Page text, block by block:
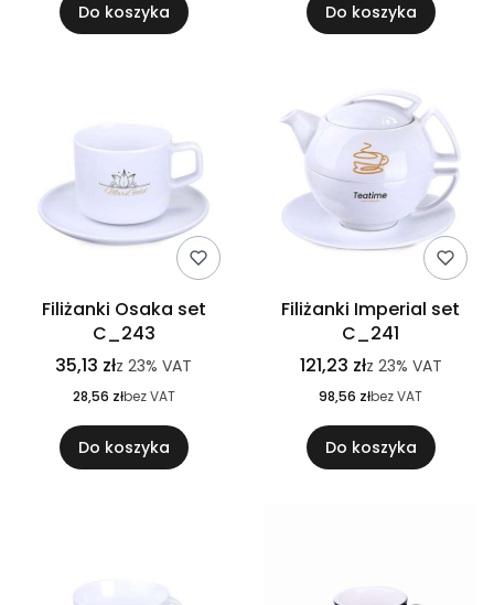
Do koszyka Do koszyka
Filiżanki Osaka set
C_243
35,13 złz 23% VAT
28,56 złbez VAT
Do koszyka
Filiżanki Imperial set
C_241
121,23 złz 23% VAT
98,56 złbez VAT
Do koszyka